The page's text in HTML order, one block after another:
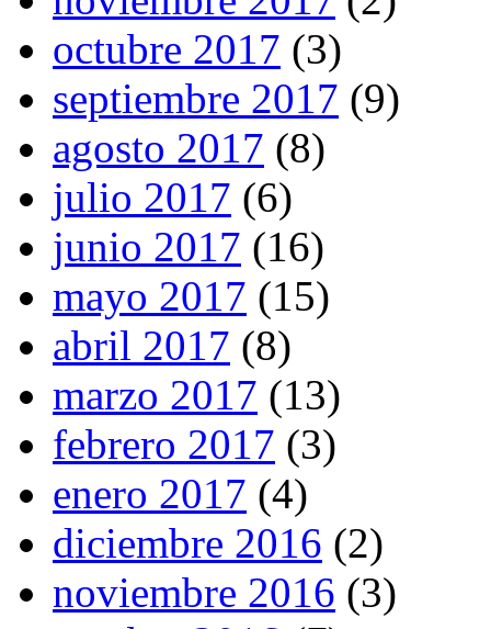
octubre 2017 (3)
septiembre 2017 (9)
agosto 2017 (8)
julio 2017 (6)
junio 2017 (16)
mayo 2017 (15)
abril 2017 (8)
marzo 2017 (13)
febrero 2017 (3)
enero 2017 (4)
diciembre 2016 (2)
noviembre 2016 (3)